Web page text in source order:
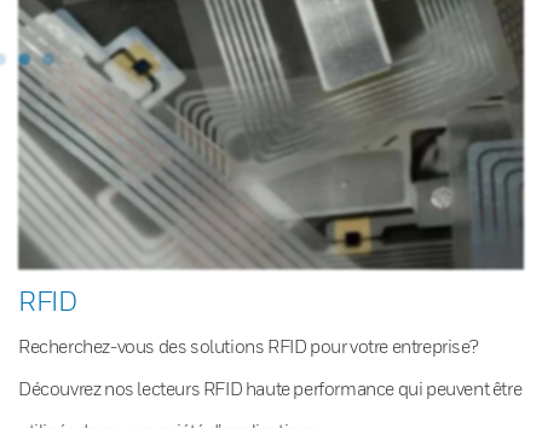
RFID
Recherchez-vous des solutions RFID pour votre entreprise?
Découvrez nos lecteurs RFID haute performance qui peuvent être